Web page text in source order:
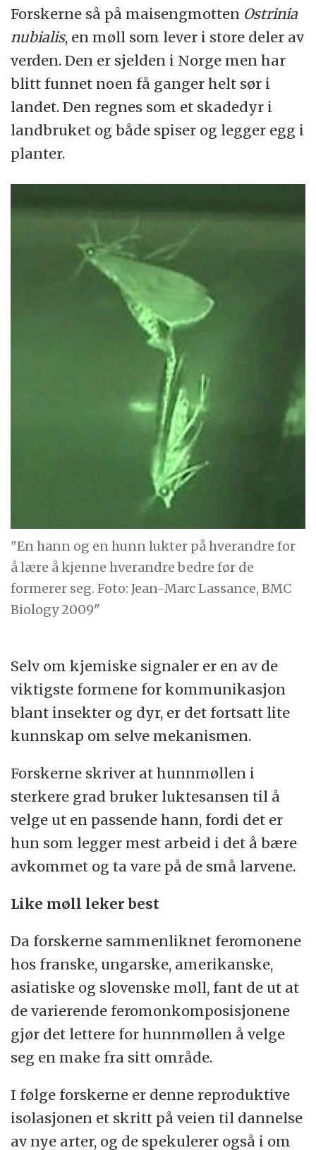
Maur bruker ulike feromoner til å markere
veien til tua og for å få maurkolonien i
angrepsstemning ved en trussel.
Kilde: Wikipedia
Forskerne så på maisengmotten Ostrinia
nubialis, en møll som lever i store deler av
verden. Den er sjelden i Norge men har
blitt funnet noen få ganger helt sør i
landet. Den regnes som et skadedyr i
landbruket og både spiser og legger egg i
planter.
"En hann og en hunn lukter på hverandre for
å lære å kjenne hverandre bedre før de
formerer seg. Foto: Jean-Marc Lassance, BMC
Biology 2009"
Selv om kjemiske signaler er en av de
viktigste formene for kommunikasjon
blant insekter og dyr, er det fortsatt lite
kunnskap om selve mekanismen.
Forskerne skriver at hunnmøllen i
sterkere grad bruker luktesansen til å
velge ut en passende hann, fordi det er
hun som legger mest arbeid i det å bære
avkommet og ta vare på de små larvene.
Like møll leker best
Da forskerne sammenliknet feromonene
hos franske, ungarske, amerikanske,
asiatiske og slovenske møll, fant de ut at
de varierende feromonkomposisjonene
gjør det lettere for hunnmøllen å velge
seg en make fra sitt område.
I følge forskerne er denne reproduktive
isolasjonen et skritt på veien til dannelse
av nye arter, og de spekulerer også i om